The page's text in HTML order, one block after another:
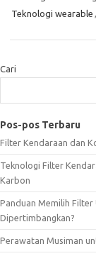
Teknologi wearable ,
Cari
Pos-pos Terbaru
Filter Kendaraan dan
Teknologi Filter
Karbon
Panduan Memilih Filter
Dipertimbangkan?
Perawatan Musiman